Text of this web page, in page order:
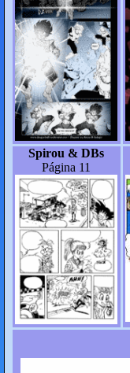
Spirou & DBs
Página 11